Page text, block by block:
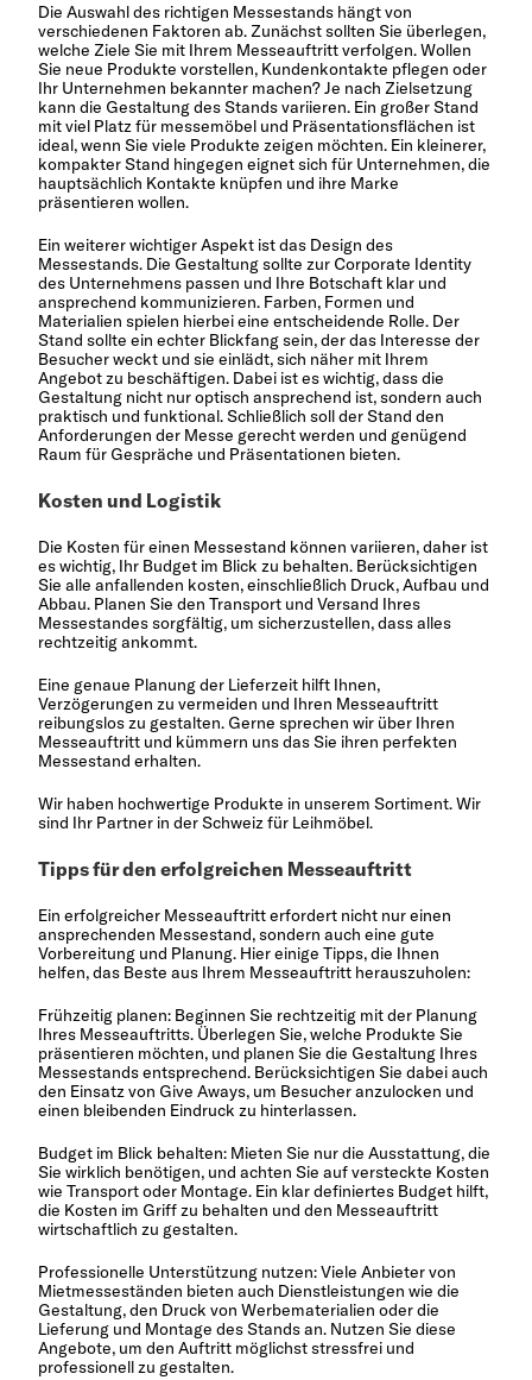
Die Auswahl des richtigen Messestands hängt von
verschiedenen Faktoren ab. Zunächst sollten Sie überlegen,
welche Ziele Sie mit Ihrem Messeauftritt verfolgen. Wollen
Sie neue Produkte vorstellen, Kundenkontakte pflegen oder
Ihr Unternehmen bekannter machen? Je nach Zielsetzung
kann die Gestaltung des Stands variieren. Ein großer Stand
mit viel Platz für messemöbel und Präsentationsflächen ist
ideal, wenn Sie viele Produkte zeigen möchten. Ein kleinerer,
kompakter Stand hingegen eignet sich für Unternehmen, die
hauptsächlich Kontakte knüpfen und ihre Marke
präsentieren wollen.
Ein weiterer wichtiger Aspekt ist das Design des
Messestands. Die Gestaltung sollte zur Corporate Identity
des Unternehmens passen und Ihre Botschaft klar und
ansprechend kommunizieren. Farben, Formen und
Materialien spielen hierbei eine entscheidende Rolle. Der
Stand sollte ein echter Blickfang sein, der das Interesse der
Besucher weckt und sie einlädt, sich näher mit Ihrem
Angebot zu beschäftigen. Dabei ist es wichtig, dass die
Gestaltung nicht nur optisch ansprechend ist, sondern auch
praktisch und funktional. Schließlich soll der Stand den
Anforderungen der Messe gerecht werden und genügend
Raum für Gespräche und Präsentationen bieten.
Kosten und Logistik
Die Kosten für einen Messestand können variieren, daher ist
es wichtig, Ihr Budget im Blick zu behalten. Berücksichtigen
Sie alle anfallenden kosten, einschließlich Druck, Aufbau und
Abbau. Planen Sie den Transport und Versand Ihres
Messestandes sorgfältig, um sicherzustellen, dass alles
rechtzeitig ankommt.
Eine genaue Planung der Lieferzeit hilft Ihnen,
Verzögerungen zu vermeiden und Ihren Messeauftritt
reibungslos zu gestalten. Gerne sprechen wir über Ihren
Messeauftritt und kümmern uns das Sie ihren perfekten
Messestand erhalten.
Wir haben hochwertige Produkte in unserem Sortiment. Wir
sind Ihr Partner in der Schweiz für Leihmöbel.
Tipps für den erfolgreichen Messeauftritt
Ein erfolgreicher Messeauftritt erfordert nicht nur einen
ansprechenden Messestand, sondern auch eine gute
Vorbereitung und Planung. Hier einige Tipps, die Ihnen
helfen, das Beste aus Ihrem Messeauftritt herauszuholen:
Frühzeitig planen: Beginnen Sie rechtzeitig mit der Planung
Ihres Messeauftritts. Überlegen Sie, welche Produkte Sie
präsentieren möchten, und planen Sie die Gestaltung Ihres
Messestands entsprechend. Berücksichtigen Sie dabei auch
den Einsatz von Give Aways, um Besucher anzulocken und
einen bleibenden Eindruck zu hinterlassen.
Budget im Blick behalten: Mieten Sie nur die Ausstattung, die
Sie wirklich benötigen, und achten Sie auf versteckte Kosten
wie Transport oder Montage. Ein klar definiertes Budget hilft,
die Kosten im Griff zu behalten und den Messeauftritt
wirtschaftlich zu gestalten.
Professionelle Unterstützung nutzen: Viele Anbieter von
Mietmesseständen bieten auch Dienstleistungen wie die
Gestaltung, den Druck von Werbematerialien oder die
Lieferung und Montage des Stands an. Nutzen Sie diese
Angebote, um den Auftritt möglichst stressfrei und
professionell zu gestalten.